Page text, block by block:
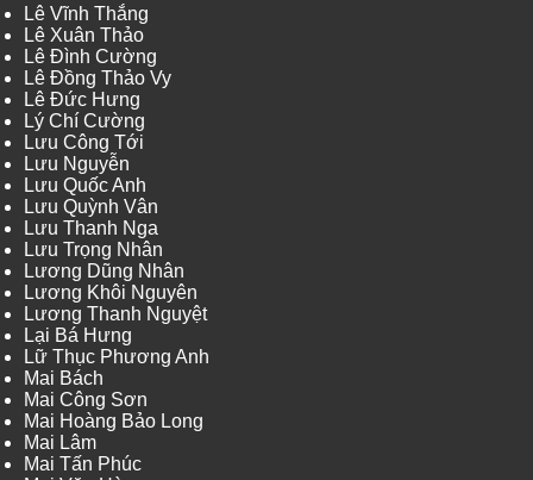
Lê Vĩnh Thắng
Lê Xuân Thảo
Lê Đình Cường
Lê Đồng Thảo Vy
Lê Đức Hưng
Lý Chí Cường
Lưu Công Tới
Lưu Nguyễn
Lưu Quốc Anh
Lưu Quỳnh Vân
Lưu Thanh Nga
Lưu Trọng Nhân
Lương Dũng Nhân
Lương Khôi Nguyên
Lương Thanh Nguyệt
Lại Bá Hưng
Lữ Thục Phương Anh
Mai Bách
Mai Công Sơn
Mai Hoàng Bảo Long
Mai Lâm
Mai Tấn Phúc